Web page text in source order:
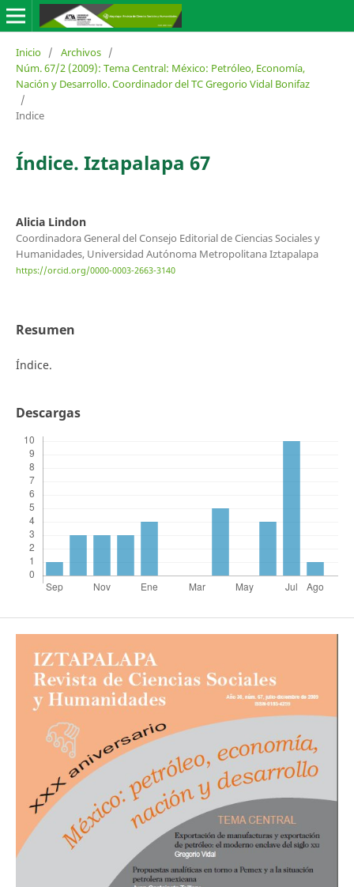
Inicio / Archivos /
Núm. 67/2 (2009): Tema Central: México: Petróleo, Economía,
Nación y Desarrollo. Coordinador del TC Gregorio Vidal Bonifaz
/
Indice
Índice. Iztapalapa 67
Alicia Lindon
Coordinadora General del Consejo Editorial de Ciencias Sociales y
Humanidades, Universidad Autónoma Metropolitana Iztapalapa
https://orcid.org/0000-0003-2663-3140
Resumen
Índice.
Descargas